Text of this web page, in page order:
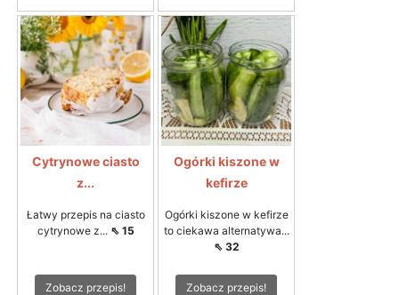
Cytrynowe ciasto
z...
Łatwy przepis na ciasto
cytrynowe z... ⇖ 15
Zobacz przepis!
Ogórki kiszone w
kefirze
Ogórki kiszone w kefirze
to ciekawa alternatywa...
⇖ 32
Zobacz przepis!